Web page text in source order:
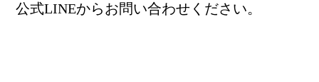
公式LINEからお問い合わせください。